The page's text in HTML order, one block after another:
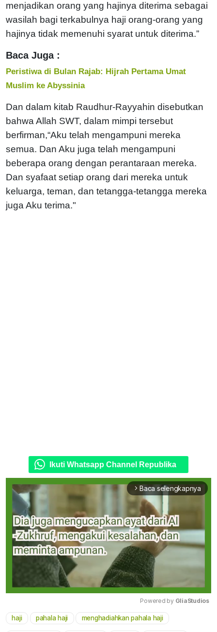
menjadikan orang yang hajinya diterima sebagai
wasilah bagi terkabulnya haji orang-orang yang
hajinya tidak memenuhi syarat untuk diterima.”
Baca Juga :
Peristiwa di Bulan Rajab: Hijrah Pertama Umat
Muslim ke Abyssinia
Dan dalam kitab Raudhur-Rayyahin disebutkan
bahwa Allah SWT, dalam mimpi tersebut
berfirman,“Aku telah mengampuni mereka
semua. Dan Aku juga telah mengampuni
beberapa orang dengan perantaraan mereka.
Dan syafaat setiap orang dari mereka untuk
keluarga, teman, dan tetangga-tetangga mereka
juga Aku terima."
Ikuti Whatsapp Channel Republika
arrow_forward_ios Baca selengkapnya
Powered by GliaStudios
haji pahala haji menghadiahkan pahala haji